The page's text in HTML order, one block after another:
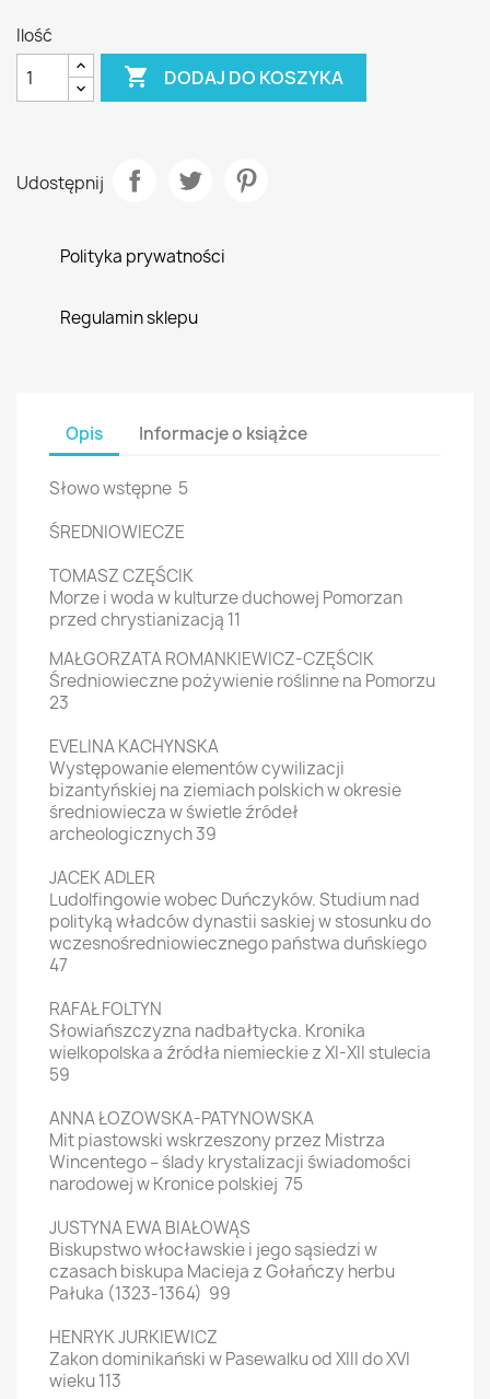
Ilość
 DODAJ DO KOSZYKA
Udostępnij
Polityka prywatności
Regulamin sklepu
Opis Informacje o książce
Słowo wstępne 5
ŚREDNIOWIECZE
TOMASZ CZĘŚCIK
Morze i woda w kulturze duchowej Pomorzan
przed chrystianizacją 11
MAŁGORZATA ROMANKIEWICZ-CZĘŚCIK
Średniowieczne pożywienie roślinne na Pomorzu
23
EVELINA KACHYNSKA
Występowanie elementów cywilizacji
bizantyńskiej na ziemiach polskich w okresie
średniowiecza w świetle źródeł
archeologicznych 39
JACEK ADLER
Ludolfingowie wobec Duńczyków. Studium nad
polityką władców dynastii saskiej w stosunku do
wczesnośredniowiecznego państwa duńskiego
47
RAFAŁ FOLTYN
Słowiańszczyzna nadbałtycka. Kronika
wielkopolska a źródła niemieckie z XI-XII stulecia
59
ANNA ŁOZOWSKA-PATYNOWSKA
Mit piastowski wskrzeszony przez Mistrza
Wincentego – ślady krystalizacji świadomości
narodowej w Kronice polskiej 75
JUSTYNA EWA BIAŁOWĄS
Biskupstwo włocławskie i jego sąsiedzi w
czasach biskupa Macieja z Gołańczy herbu
Pałuka (1323-1364) 99
HENRYK JURKIEWICZ
Zakon dominikański w Pasewalku od XIII do XVI
wieku 113